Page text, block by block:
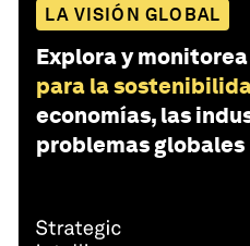
LA VISIÓN GLOBAL
Explora y
para la
economías, las
problemas globales